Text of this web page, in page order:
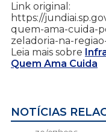
Link original:
https://
quem-ama-cuida-
zeladoria-na-
Leia mais sobre
Quem Ama Cuida
NOTÍCIAS